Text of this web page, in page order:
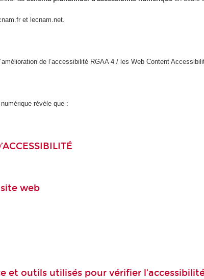
et lecnam.net.
de l’accessibilité RGAA 4 / les Web Content
révèle que :
web
et outils utilisés pour vérifier